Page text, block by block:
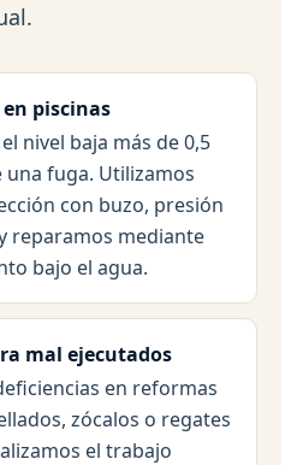
piscinas
nivel baja más de 0,5
una fuga. Utilizamos
con buzo, presión
reparamos mediante
bajo el agua.
mal ejecutados
en reformas
zócalos o regates
el trabajo